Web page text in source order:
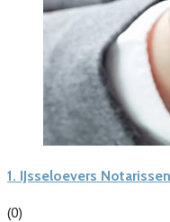
1. IJsseloevers Notarissen
(0)